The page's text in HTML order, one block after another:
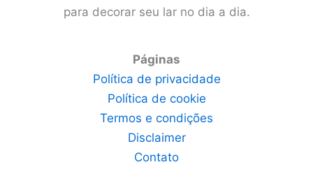
para decorar seu lar no dia a dia.
Páginas
Política de privacidade
Política de cookie
Termos e condições
Disclaimer
Contato